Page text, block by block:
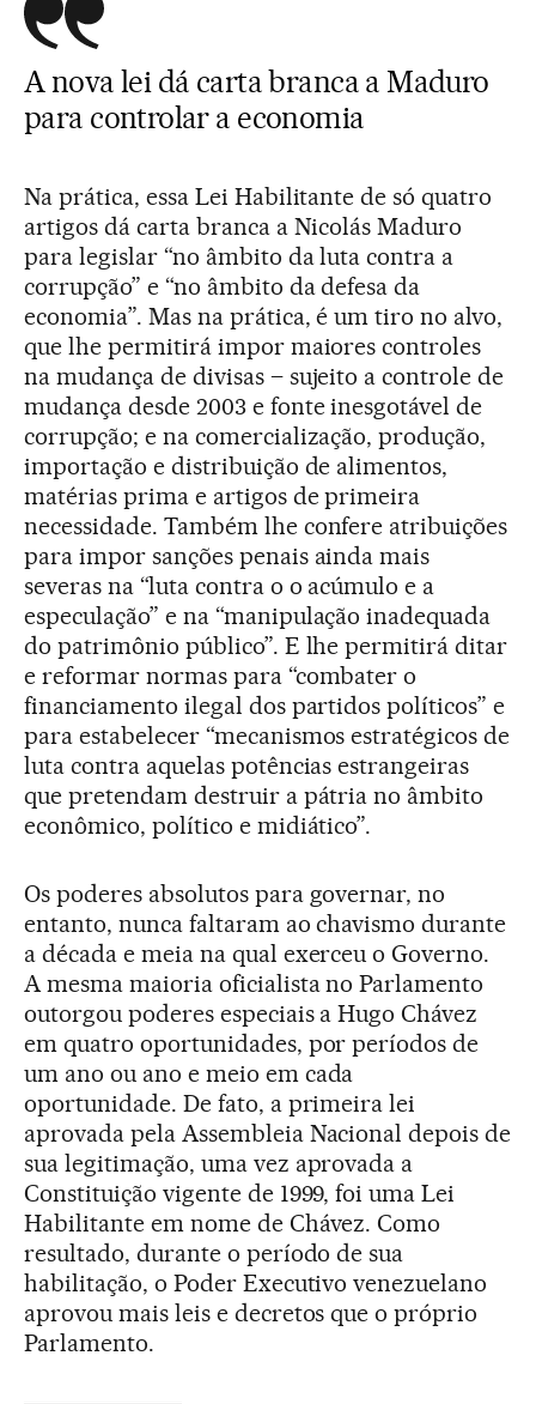
A nova lei dá carta branca a Maduro
para controlar a economia
Na prática, essa Lei Habilitante de só quatro
artigos dá carta branca a Nicolás Maduro
para legislar “no âmbito da luta contra a
corrupção” e “no âmbito da defesa da
economia”. Mas na prática, é um tiro no alvo,
que lhe permitirá impor maiores controles
na mudança de divisas – sujeito a controle de
mudança desde 2003 e fonte inesgotável de
corrupção; e na comercialização, produção,
importação e distribuição de alimentos,
matérias prima e artigos de primeira
necessidade. Também lhe confere atribuições
para impor sanções penais ainda mais
severas na “luta contra o o acúmulo e a
especulação” e na “manipulação inadequada
do patrimônio público”. E lhe permitirá ditar
e reformar normas para “combater o
financiamento ilegal dos partidos políticos” e
para estabelecer “mecanismos estratégicos de
luta contra aquelas potências estrangeiras
que pretendam destruir a pátria no âmbito
econômico, político e midiático”.
Os poderes absolutos para governar, no
entanto, nunca faltaram ao chavismo durante
a década e meia na qual exerceu o Governo.
A mesma maioria oficialista no Parlamento
outorgou poderes especiais a Hugo Chávez
em quatro oportunidades, por períodos de
um ano ou ano e meio em cada
oportunidade. De fato, a primeira lei
aprovada pela Assembleia Nacional depois de
sua legitimação, uma vez aprovada a
Constituição vigente de 1999, foi uma Lei
Habilitante em nome de Chávez. Como
resultado, durante o período de sua
habilitação, o Poder Executivo venezuelano
aprovou mais leis e decretos que o próprio
Parlamento.